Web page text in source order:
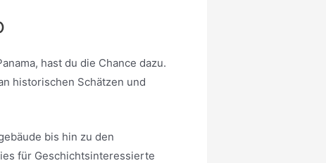
hast du die Chance dazu.
historischen Schätzen und
bis hin zu den
für Geschichtsinteressierte